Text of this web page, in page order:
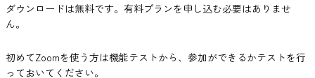
ダウンロードは無料です。有料プランを申し込む必要はありませ
ん。
初めてZoomを使う方は機能テストから、参加ができるかテストを行
っておいてください。